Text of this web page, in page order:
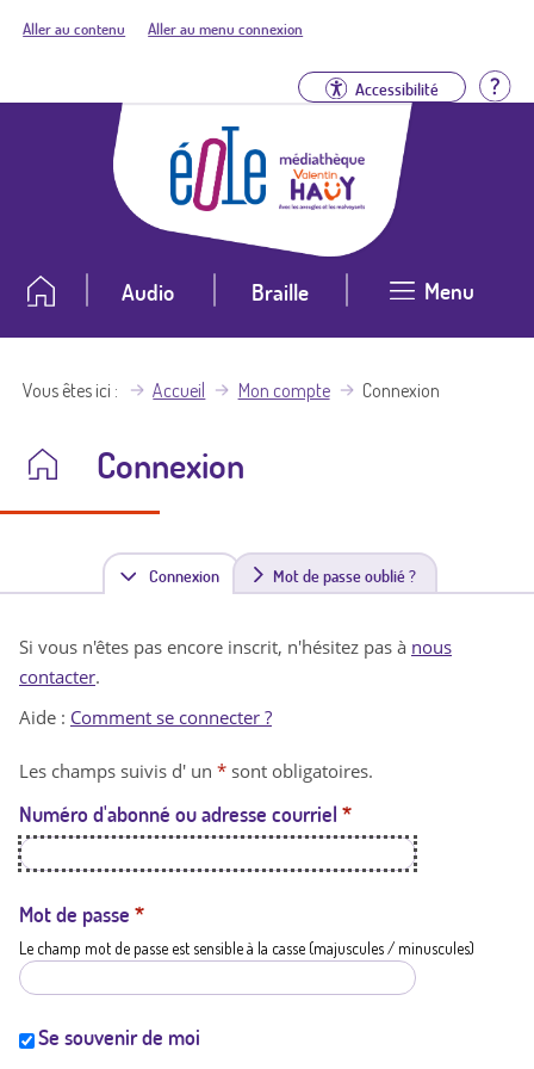
Aller au contenu Aller au menu connexion
Accessibilité
Audio Braille Menu
Vous êtes ici Accueil Mon compte Connexion
Connexion
Connexion(
n
t
a
t
i
Mot de passe oublié ?
Si vous n'êtes pas encore inscrit, n'hésitez pas à nous
contacter.
Aide : Comment se connecter ?
Les champs suivis d' un * sont obligatoires.
Numéro d'abonné ou adresse courriel *
Mot de passe *
Le champ mot de passe est sensible à la casse (majuscules / minuscules)
Se souvenir de moi